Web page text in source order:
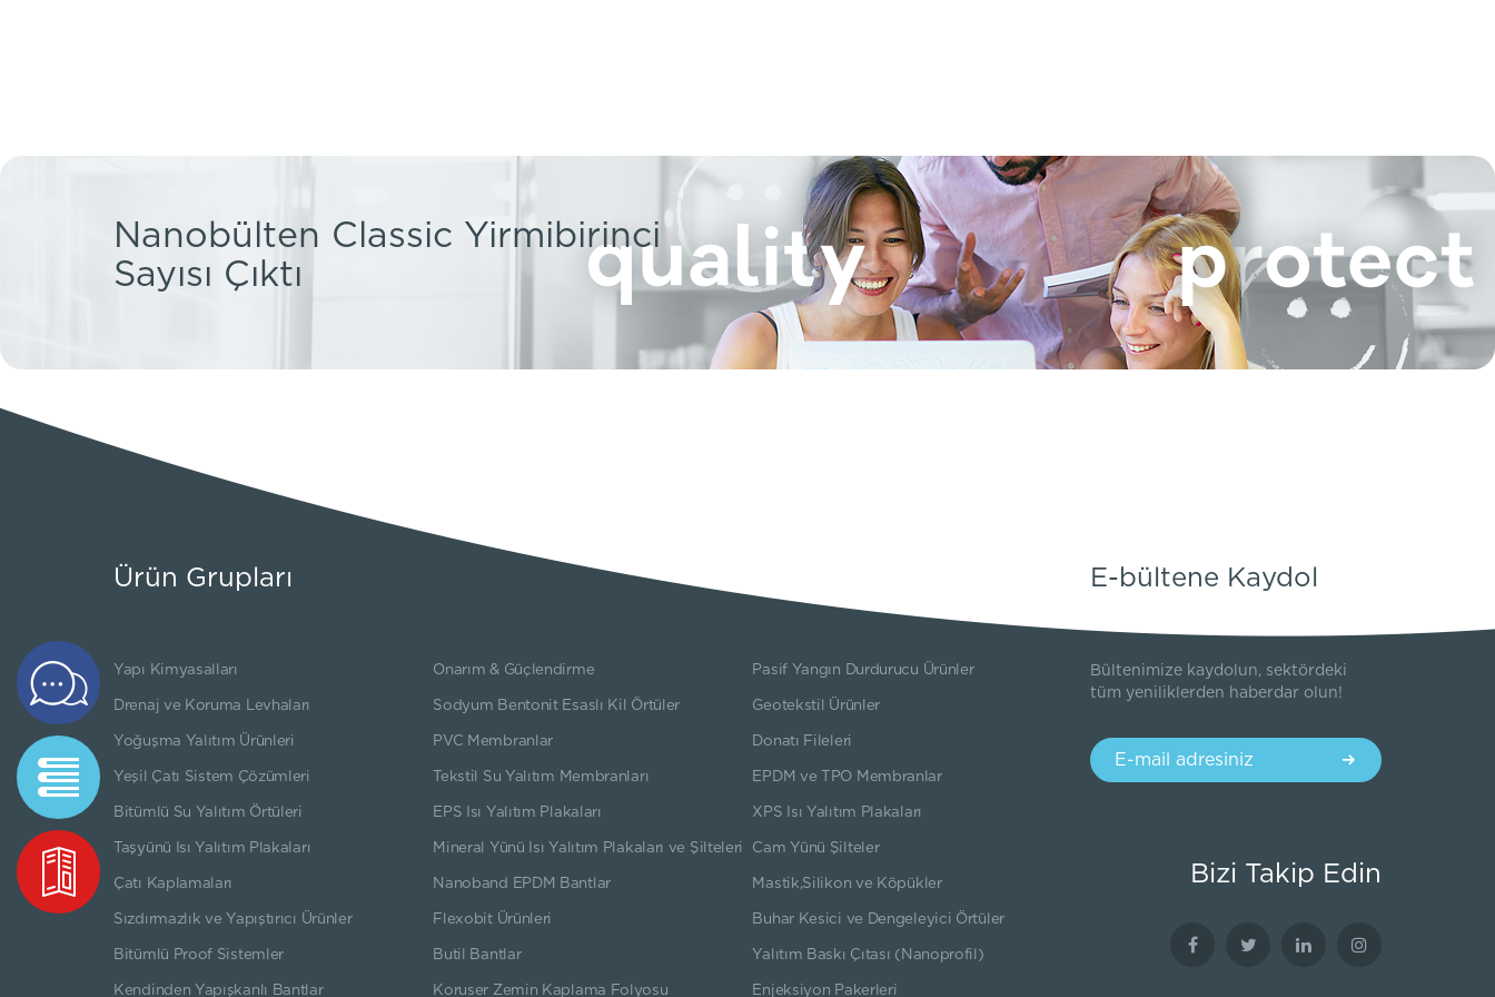
Nanobülten Classic Yirmibirinci
Sayısı Çıktı
Ürün Grupları
Yapı Kimyasalları Onarım & Güçlendirme Pasif Yangın Durdurucu Ürünler
Drenaj ve Koruma Levhaları Sodyum Bentonit Esaslı Kil Örtüler Geotekstil Ürünler
Yoğuşma Yalıtım Ürünleri PVC Membranlar Donatı Fileleri
Yeşil Çatı Sistem Çözümleri Tekstil Su Yalıtım Membranları EPDM ve TPO Membranlar
Bitümlü Su Yalıtım Örtüleri EPS Isı Yalıtım Plakaları XPS Isı Yalıtım Plakaları
Taşyünü Isı Yalıtım Plakaları Mineral Yünü Isı Yalıtım Plakaları ve Şilteleri Cam Yünü Şilteler
Çatı Kaplamaları Nanoband EPDM Bantlar Mastik,Silikon ve Köpükler
Sızdırmazlık ve Yapıştırıcı Ürünler Flexobit Ürünleri Buhar Kesici ve Dengeleyici Örtüler
Bitümlü Proof Sistemler Butil Bantlar Yalıtım Baskı Çıtası (Nanoprofil)
Kendinden Yapışkanlı Bantlar Koruser Zemin Kaplama Folyosu Enjeksiyon Pakerleri
E-bültene Kaydol
Bültenimize kaydolun, sektördeki
tüm yeniliklerden haberdar olun!
Bizi Takip Edin
Teklif
Formu
Teknik
Dökümanlar
Kataloglar